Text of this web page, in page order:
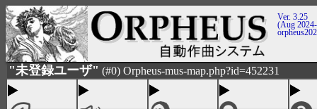
Ver. 3.25
(Aug
"未登録ユーザ" (#0) Orpheus-mus-map.php?id=452231